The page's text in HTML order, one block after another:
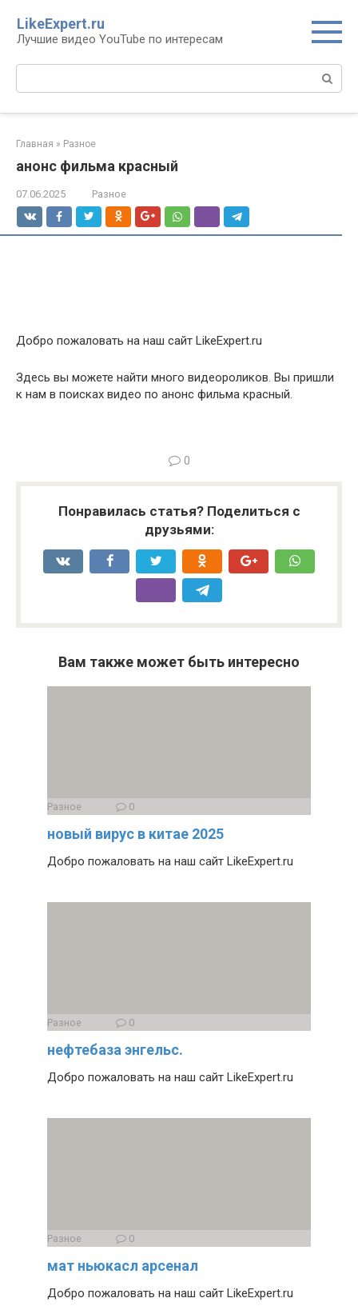
контенту
LikeExpert.ru
Лучшие видео YouTube по интересам
Главная » Разное
анонс фильма красный
07.06.2025 Разное
Добро пожаловать на наш сайт LikeExpert.ru
Здесь вы можете найти много видеороликов. Вы пришли
к нам в поисках видео по анонс фильма красный.
0
Понравилась статья? Поделиться с
друзьями:
Вам также может быть интересно
Разное 0
новый вирус в китае 2025
Добро пожаловать на наш сайт LikeExpert.ru
Разное 0
нефтебаза энгельс.
Добро пожаловать на наш сайт LikeExpert.ru
Разное 0
мат ньюкасл арсенал
Добро пожаловать на наш сайт LikeExpert.ru